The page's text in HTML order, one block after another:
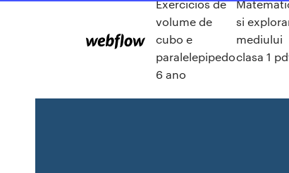
Exercicios de
volume de
cubo e
paralelepipedo
6 ano
si
mediului
clasa 1